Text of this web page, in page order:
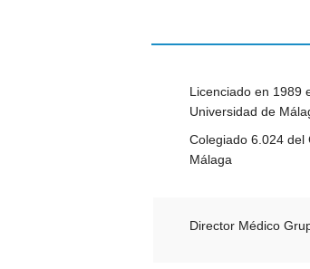
Licenciado en 1989
Universidad de
Colegiado 6.024 del
Málaga
Director Médico